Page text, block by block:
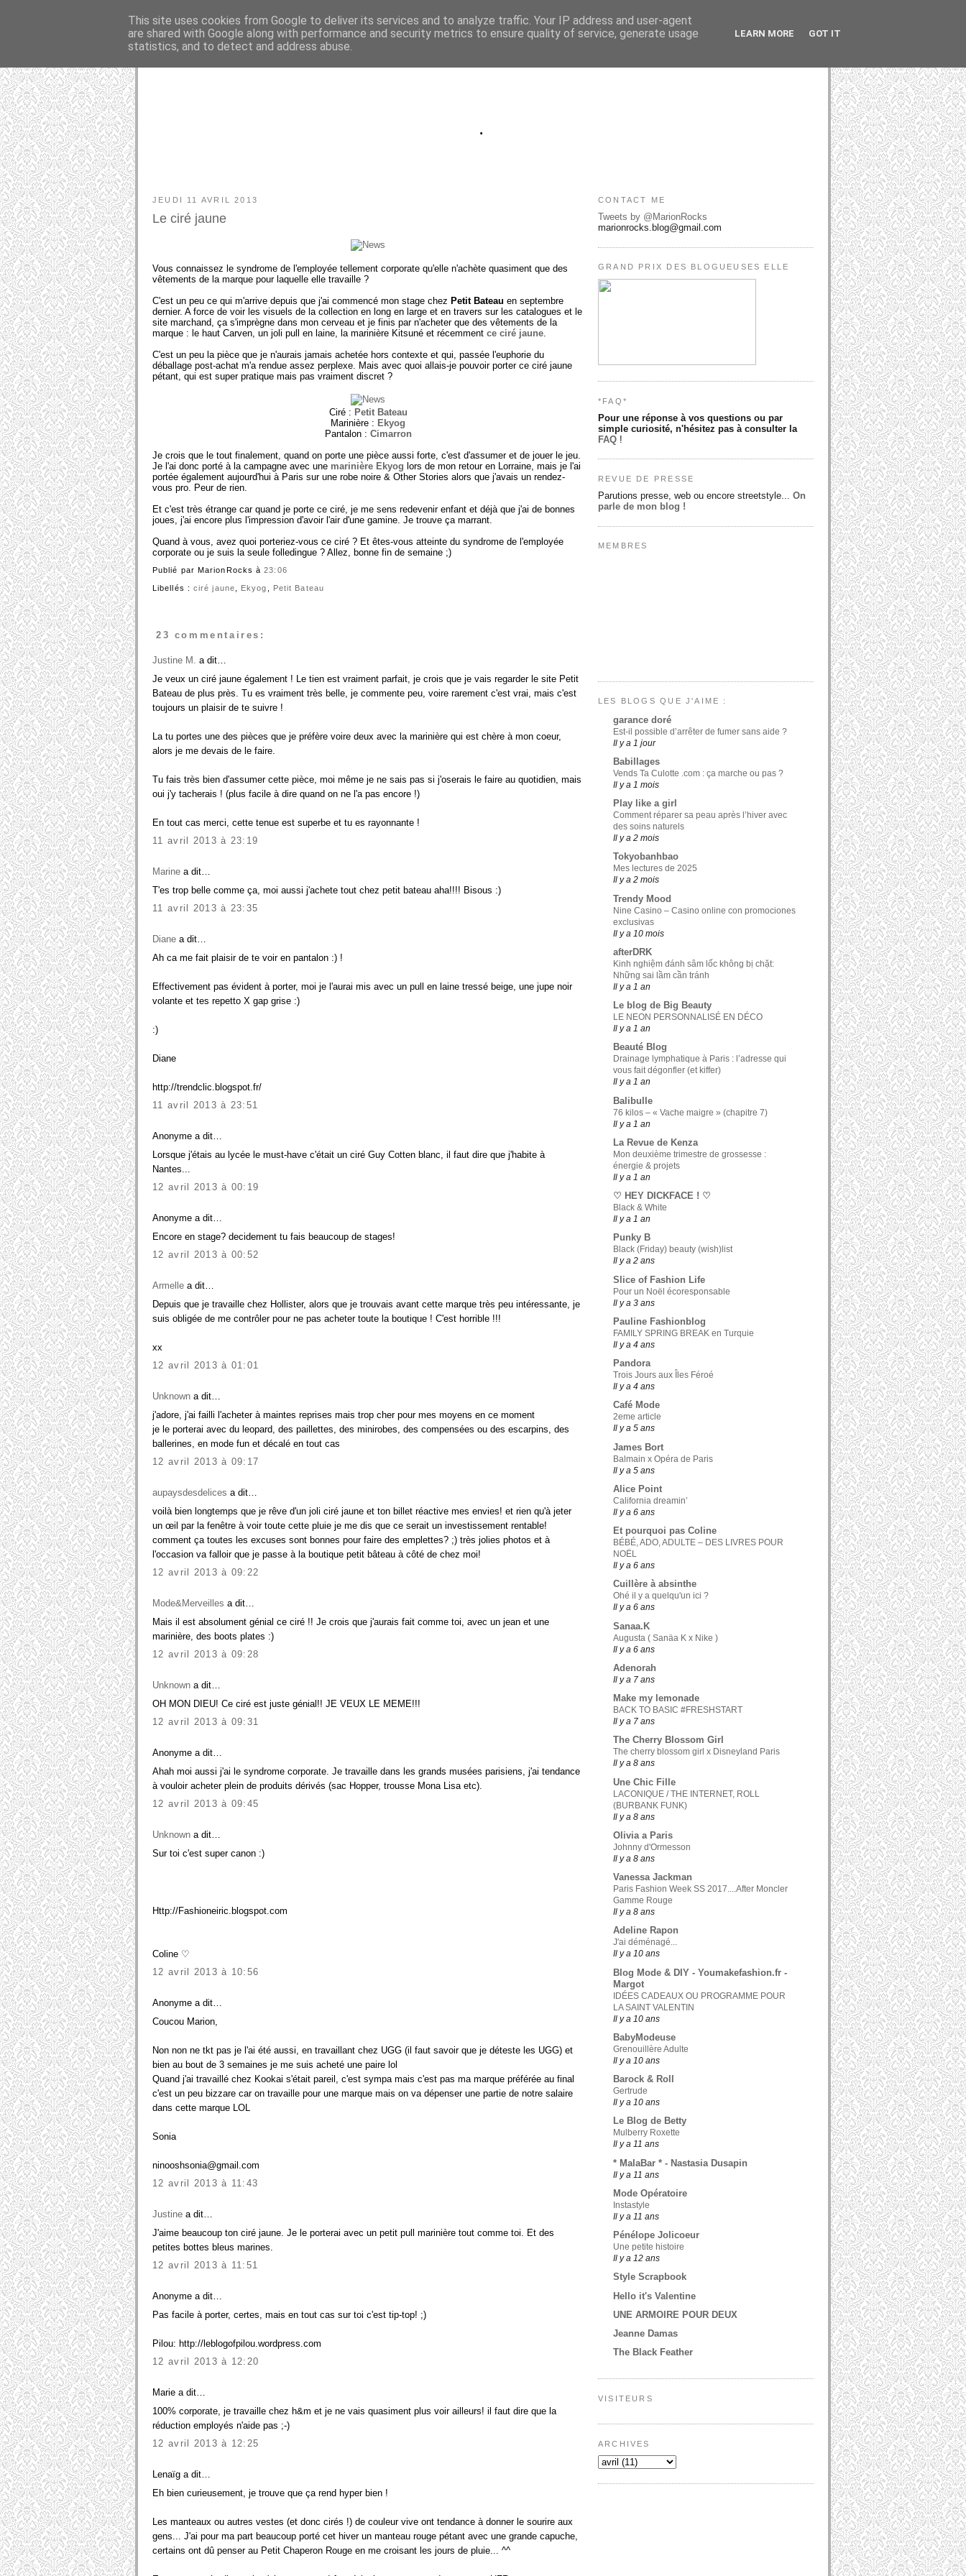
.
JEUDI 11 AVRIL 2013
Le ciré jaune
Vous connaissez le syndrome de l'employée tellement corporate qu'elle n'achète quasiment que des
vêtements de la marque pour laquelle elle travaille ?
C'est un peu ce qui m'arrive depuis que j'ai commencé mon stage chez Petit Bateau en septembre
dernier. A force de voir les visuels de la collection en long en large et en travers sur les catalogues et le
site marchand, ça s'imprègne dans mon cerveau et je finis par n'acheter que des vêtements de la
marque : le haut Carven, un joli pull en laine, la marinière Kitsuné et récemment ce ciré jaune
C'est un peu la pièce que je n'aurais jamais achetée hors contexte et qui, passée l'euphorie du
déballage post-achat m'a rendue assez perplexe. Mais avec quoi allais-je pouvoir porter ce ciré jaune
pétant, qui est super pratique mais pas vraiment discret ?
Ciré : Petit Bateau
Marinière : Ekyog
Pantalon : Cimarron
Je crois que le tout finalement, quand on porte une pièce aussi forte, c'est d'assumer et de jouer le jeu.
Je l'ai donc porté à la campagne avec une marinière Ekyog lors de mon retour en Lorraine, mais je l'ai
portée également aujourd'hui à Paris sur une robe noire & Other Stories alors que j'avais un rendez-
vous pro. Peur de rien.
Et c'est très étrange car quand je porte ce ciré, je me sens redevenir enfant et déjà que j'ai de bonnes
joues, j'ai encore plus l'impression d'avoir l'air d'une gamine. Je trouve ça marrant.
Quand à vous, avez quoi porteriez-vous ce ciré ? Et êtes-vous atteinte du syndrome de l'employée
corporate ou je suis la seule folledingue ? Allez, bonne fin de semaine ;)
Publié par MarionRocksà23:06
Libellés :ciré jaune Ekyog Petit Bateau
23 commentaires:
Justine M. a dit…
Je veux un ciré jaune également ! Le tien est vraiment parfait, je crois que je vais regarder le site Petit
Bateau de plus près. Tu es vraiment très belle, je commente peu, voire rarement c'est vrai, mais c'est
toujours un plaisir de te suivre !
La tu portes une des pièces que je préfère voire deux avec la marinière qui est chère à mon coeur,
alors je me devais de le faire.
Tu fais très bien d'assumer cette pièce, moi même je ne sais pas si j'oserais le faire au quotidien, mais
oui j'y tacherais ! (plus facile à dire quand on ne l'a pas encore !)
En tout cas merci, cette tenue est superbe et tu es rayonnante !
11 avril 2013 à 23:19
Marine a dit…
T'es trop belle comme ça, moi aussi j'achete tout chez petit bateau aha!!!! Bisous :)
11 avril 2013 à 23:35
Diane a dit…
Ah ca me fait plaisir de te voir en pantalon :) !
Effectivement pas évident à porter, moi je l'aurai mis avec un pull en laine tressé beige, une jupe noir
volante et tes repetto X gap grise :)
:)
Diane
http://trendclic.blogspot.fr/
11 avril 2013 à 23:51
Anonyme a dit…
Lorsque j'étais au lycée le must-have c'était un ciré Guy Cotten blanc, il faut dire que j'habite à
Nantes...
12 avril 2013 à 00:19
Anonyme a dit…
Encore en stage? decidement tu fais beaucoup de stages!
12 avril 2013 à 00:52
Armelle a dit…
Depuis que je travaille chez Hollister, alors que je trouvais avant cette marque très peu intéressante, je
suis obligée de me contrôler pour ne pas acheter toute la boutique ! C'est horrible !!!
xx
12 avril 2013 à 01:01
Unknown a dit…
j'adore, j'ai failli l'acheter à maintes reprises mais trop cher pour mes moyens en ce moment
je le porterai avec du leopard, des paillettes, des minirobes, des compensées ou des escarpins, des
ballerines, en mode fun et décalé en tout cas
12 avril 2013 à 09:17
aupaysdesdelices a dit…
voilà bien longtemps que je rêve d'un joli ciré jaune et ton billet réactive mes envies! et rien qu'à jeter
un œil par la fenêtre à voir toute cette pluie je me dis que ce serait un investissement rentable!
comment ça toutes les excuses sont bonnes pour faire des emplettes? ;) très jolies photos et à
l'occasion va falloir que je passe à la boutique petit bâteau à côté de chez moi!
12 avril 2013 à 09:22
Mode&Merveilles a dit…
Mais il est absolument génial ce ciré !! Je crois que j'aurais fait comme toi, avec un jean et une
marinière, des boots plates :)
12 avril 2013 à 09:28
Unknown a dit…
OH MON DIEU! Ce ciré est juste génial!! JE VEUX LE MEME!!!
12 avril 2013 à 09:31
Anonyme a dit…
Ahah moi aussi j'ai le syndrome corporate. Je travaille dans les grands musées parisiens, j'ai tendance
à vouloir acheter plein de produits dérivés (sac Hopper, trousse Mona Lisa etc).
12 avril 2013 à 09:45
Unknown a dit…
Sur toi c'est super canon :)
Http://Fashioneiric.blogspot.com
Coline ♡
12 avril 2013 à 10:56
Anonyme a dit…
Coucou Marion,
Non non ne tkt pas je l'ai été aussi, en travaillant chez UGG (il faut savoir que je déteste les UGG) et
bien au bout de 3 semaines je me suis acheté une paire lol
Quand j'ai travaillé chez Kookai s'était pareil, c'est sympa mais c'est pas ma marque préférée au final
c'est un peu bizzare car on travaille pour une marque mais on va dépenser une partie de notre salaire
dans cette marque LOL
Sonia
ninooshsonia@gmail.com
12 avril 2013 à 11:43
Justine a dit…
J'aime beaucoup ton ciré jaune. Je le porterai avec un petit pull marinière tout comme toi. Et des
petites bottes bleus marines.
12 avril 2013 à 11:51
Anonyme a dit…
Pas facile à porter, certes, mais en tout cas sur toi c'est tip-top! ;)
Pilou: http://leblogofpilou.wordpress.com
12 avril 2013 à 12:20
Marie a dit…
100% corporate, je travaille chez h&m et je ne vais quasiment plus voir ailleurs! il faut dire que la
réduction employés n'aide pas ;-)
12 avril 2013 à 12:25
Lenaïg a dit…
Eh bien curieusement, je trouve que ça rend hyper bien !
Les manteaux ou autres vestes (et donc cirés !) de couleur vive ont tendance à donner le sourire aux
gens... J'ai pour ma part beaucoup porté cet hiver un manteau rouge pétant avec une grande capuche,
certains ont dû penser au Petit Chaperon Rouge en me croisant les jours de pluie... ^^
CONTACT ME
Tweets by @MarionRocks
marionrocks.blog@gmail.com
GRAND PRIX DES BLOGUEUSES ELLE
*FAQ*
Pour une réponse à vos questions ou par
simple curiosité, n'hésitez pas à consulter la
FAQ !
REVUE DE PRESSE
Parutions presse, web ou encore streetstyle... On
parle de mon blog !
MEMBRES
LES BLOGS QUE J'AIME :
garance doré
Est-il possible d’arrêter de fumer sans aide ?
Il y a 1 jour
Babillages
Vends Ta Culotte .com : ça marche ou pas ?
Il y a 1 mois
Play like a girl
Comment réparer sa peau après l’hiver avec
des soins naturels
Il y a 2 mois
Tokyobanhbao
Mes lectures de 2025
Il y a 2 mois
Trendy Mood
Nine Casino – Casino online con promociones
exclusivas
Il y a 10 mois
afterDRK
Kinh nghiệm đánh sâm lốc không bị chặt:
Những sai lầm cần tránh
Il y a 1 an
Le blog de Big Beauty
LE NEON PERSONNALISÉ EN DÉCO
Il y a 1 an
Beauté Blog
Drainage lymphatique à Paris : l’adresse qui
vous fait dégonfler (et kiffer)
Il y a 1 an
Balibulle
76 kilos – « Vache maigre » (chapitre 7)
Il y a 1 an
La Revue de Kenza
Mon deuxième trimestre de grossesse :
énergie & projets
Il y a 1 an
♡ HEY DICKFACE ! ♡
Black & White
Il y a 1 an
Punky B
Black (Friday) beauty (wish)list
Il y a 2 ans
Slice of Fashion Life
Pour un Noël écoresponsable
Il y a 3 ans
Pauline Fashionblog
FAMILY SPRING BREAK en Turquie
Il y a 4 ans
Pandora
Trois Jours aux Îles Féroé
Il y a 4 ans
Café Mode
2eme article
Il y a 5 ans
James Bort
Balmain x Opéra de Paris
Il y a 5 ans
Alice Point
California dreamin’
Il y a 6 ans
Et pourquoi pas Coline
BÉBÉ, ADO, ADULTE – DES LIVRES POUR
NOËL
Il y a 6 ans
Cuillère à absinthe
Ohé il y a quelqu'un ici ?
Il y a 6 ans
Sanaa.K
Augusta ( Sanäa K x Nike )
Il y a 6 ans
Adenorah
Il y a 7 ans
Make my lemonade
BACK TO BASIC #FRESHSTART
Il y a 7 ans
The Cherry Blossom Girl
The cherry blossom girl x Disneyland Paris
Il y a 8 ans
Une Chic Fille
LACONIQUE / THE INTERNET, ROLL
(BURBANK FUNK)
Il y a 8 ans
Olivia a Paris
Johnny d'Ormesson
Il y a 8 ans
Vanessa Jackman
Paris Fashion Week SS 2017....After Moncler
Gamme Rouge
Il y a 8 ans
Adeline Rapon
J'ai déménagé...
Il y a 10 ans
Blog Mode & DIY - Youmakefashion.fr -
Margot
IDÉES CADEAUX OU PROGRAMME POUR
LA SAINT VALENTIN
Il y a 10 ans
BabyModeuse
Grenouillère Adulte
Il y a 10 ans
Barock & Roll
Gertrude
Il y a 10 ans
Le Blog de Betty
Mulberry Roxette
Il y a 11 ans
* MalaBar * - Nastasia Dusapin
Il y a 11 ans
Mode Opératoire
Instastyle
Il y a 11 ans
Pénélope Jolicoeur
Une petite histoire
Il y a 12 ans
Style Scrapbook
Hello it's Valentine
UNE ARMOIRE POUR DEUX
Jeanne Damas
The Black Feather
VISITEURS
ARCHIVES
This site uses cookies from Google to deliver its services and to analyze traffic. Your IP address and user-agent
are shared with Google along with performance and security metrics to ensure quality of service, generate usage
statistics, and to detect and address abuse.
LEARN MORE GOT IT